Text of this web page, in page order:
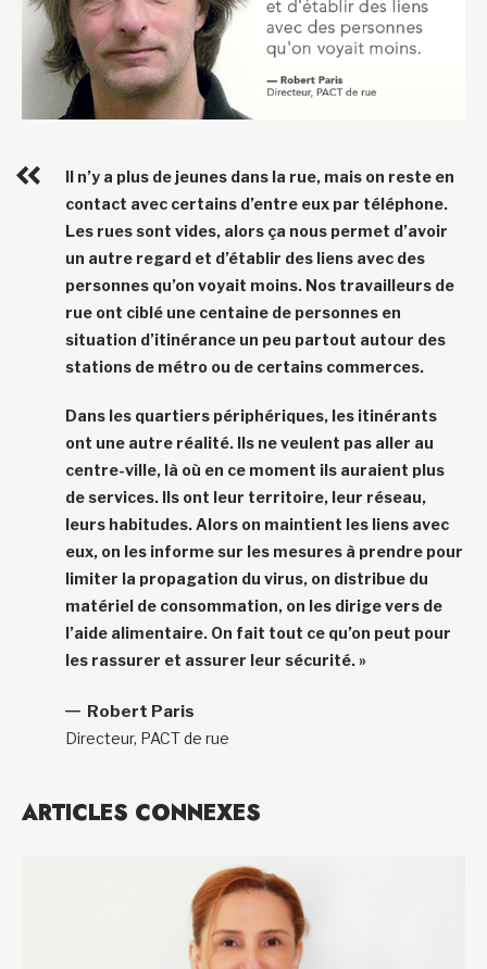
Il n’y a plus de jeunes dans la rue, mais on reste en
contact avec certains d’entre eux par téléphone.
Les rues sont vides, alors ça nous permet d’avoir
un autre regard et d’établir des liens avec des
personnes qu’on voyait moins. Nos travailleurs de
rue ont ciblé une centaine de personnes en
situation d’itinérance un peu partout autour des
stations de métro ou de certains commerces.
Dans les quartiers périphériques, les itinérants
ont une autre réalité. Ils ne veulent pas aller au
centre-ville, là où en ce moment ils auraient plus
de services. Ils ont leur territoire, leur réseau,
leurs habitudes. Alors on maintient les liens avec
eux, on les informe sur les mesures à prendre pour
limiter la propagation du virus, on distribue du
matériel de consommation, on les dirige vers de
l’aide alimentaire. On fait tout ce qu’on peut pour
les rassurer et assurer leur sécurité. »
Robert Paris
Directeur, PACT de rue
ARTICLES CONNEXES